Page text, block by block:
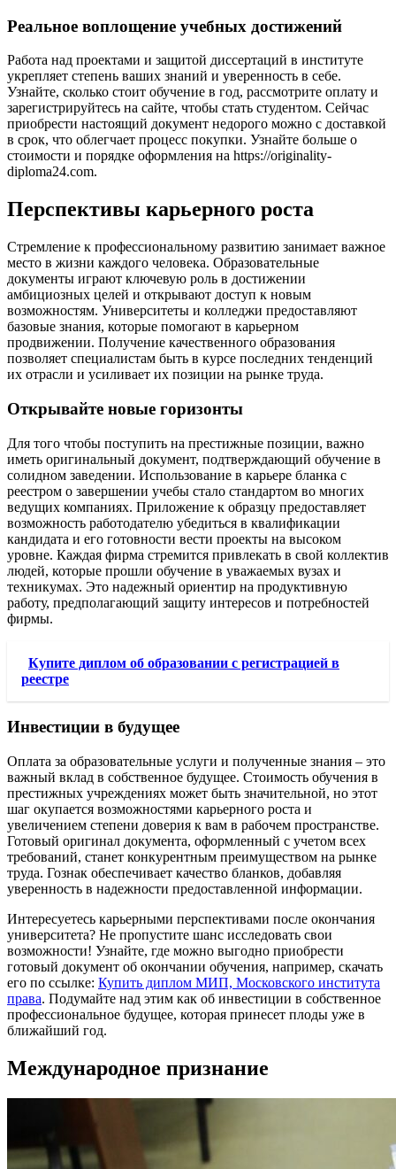
Реальное воплощение учебных достижений
Работа над проектами и защитой диссертаций в институте
укрепляет степень ваших знаний и уверенность в себе.
Узнайте, сколько стоит обучение в год, рассмотрите оплату и
зарегистрируйтесь на сайте, чтобы стать студентом. Сейчас
приобрести настоящий документ недорого можно с доставкой
в срок, что облегчает процесс покупки. Узнайте больше о
стоимости и порядке оформления на https://originality-
diploma24.com.
Перспективы карьерного роста
Стремление к профессиональному развитию занимает важное
место в жизни каждого человека. Образовательные
документы играют ключевую роль в достижении
амбициозных целей и открывают доступ к новым
возможностям. Университеты и колледжи предоставляют
базовые знания, которые помогают в карьерном
продвижении. Получение качественного образования
позволяет специалистам быть в курсе последних тенденций
их отрасли и усиливает их позиции на рынке труда.
Открывайте новые горизонты
Для того чтобы поступить на престижные позиции, важно
иметь оригинальный документ, подтверждающий обучение в
солидном заведении. Использование в карьере бланка с
реестром о завершении учебы стало стандартом во многих
ведущих компаниях. Приложение к образцу предоставляет
возможность работодателю убедиться в квалификации
кандидата и его готовности вести проекты на высоком
уровне. Каждая фирма стремится привлекать в свой коллектив
людей, которые прошли обучение в уважаемых вузах и
техникумах. Это надежный ориентир на продуктивную
работу, предполагающий защиту интересов и потребностей
фирмы.
Купите диплом об образовании с регистрацией в
реестре
Инвестиции в будущее
Оплата за образовательные услуги и полученные знания – это
важный вклад в собственное будущее. Стоимость обучения в
престижных учреждениях может быть значительной, но этот
шаг окупается возможностями карьерного роста и
увеличением степени доверия к вам в рабочем пространстве.
Готовый оригинал документа, оформленный с учетом всех
требований, станет конкурентным преимуществом на рынке
труда. Гознак обеспечивает качество бланков, добавляя
уверенность в надежности предоставленной информации.
Интересуетесь карьерными перспективами после окончания
университета? Не пропустите шанс исследовать свои
возможности! Узнайте, где можно выгодно приобрести
готовый документ об окончании обучения, например, скачать
его по ссылке: Купить диплом МИП, Московского института
права. Подумайте над этим как об инвестиции в собственное
профессиональное будущее, которая принесет плоды уже в
ближайший год.
Международное признание